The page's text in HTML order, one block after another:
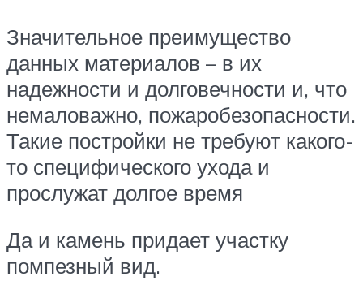
Значительное преимущество
данных материалов – в их
надежности и долговечности и, что
немаловажно, пожаробезопасности.
Такие постройки не требуют какого-
то специфического ухода и
прослужат долгое время
Да и камень придает участку
помпезный вид.